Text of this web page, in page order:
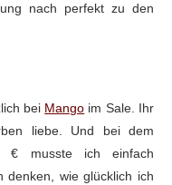
nach perfekt zu den
bei Mango im Sale. Ihr
liebe. Und bei dem
€ musste ich einfach
denken, wie glücklich ich